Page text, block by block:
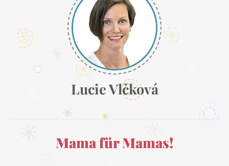
Lucie Vlčková
Mama für Mamas!